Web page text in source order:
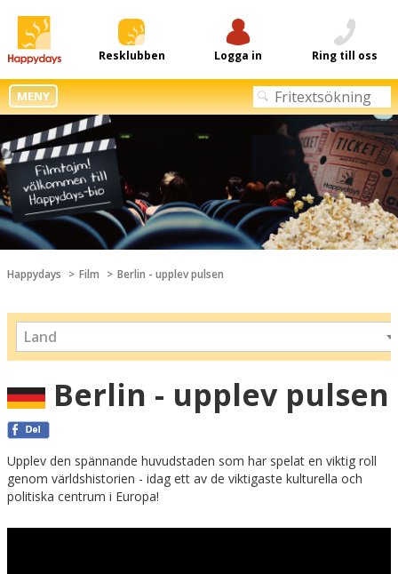
Resklubben Logga in Ring till oss
MENY
Happydays Film Berlin - upplev pulsen
Land
Berlin - upplev pulsen
Upplev den spännande huvudstaden som har spelat en viktig roll
genom världshistorien - idag ett av de viktigaste kulturella och
politiska centrum i Europa!